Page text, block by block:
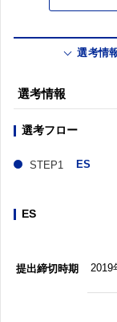
選考情
選考情報
選考フロー
ES
ES
提出締切時期 2019